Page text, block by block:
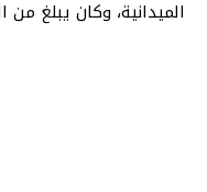
الميدانية، وكان يبلغ من العمر 26 عاماً وقت